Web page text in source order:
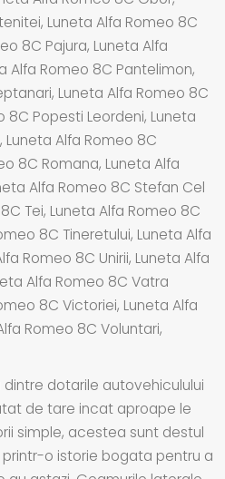
Luneta Alfa Romeo 8C
8C Pajura, Luneta Alfa
Alfa Romeo 8C Pantelimon,
Luneta Alfa Romeo 8C
8C Popesti Leordeni, Luneta
Luneta Alfa Romeo 8C
8C Romana, Luneta Alfa
Alfa Romeo 8C Stefan Cel
Tei, Luneta Alfa Romeo 8C
8C Tineretului, Luneta Alfa
Romeo 8C Unirii, Luneta Alfa
Alfa Romeo 8C Vatra
8C Victoriei, Luneta Alfa
Romeo 8C Voluntari,
dotarile autovehiculului
de tare incat aproape le
simple, acestea sunt destul
o istorie bogata pentru a